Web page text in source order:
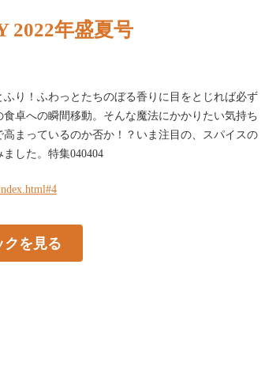
2022年盛夏号
ふり！ふわっとたちのぼる香りに目をとじれば必ず
食卓への瞬間移動。そんな魔法にかかりたい気持ち
高まっているのか否か！？いま注目の、スパイスの
した。特集040404
クを見る